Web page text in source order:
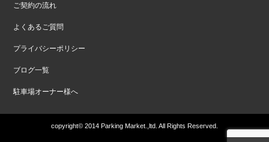
ご契約の流れ
よくあるご質問
プライバシーポリシー
ブログ一覧
駐車場オーナー様へ
copyright© 2014 Parking Market.,ltd. All Rights Reserved.